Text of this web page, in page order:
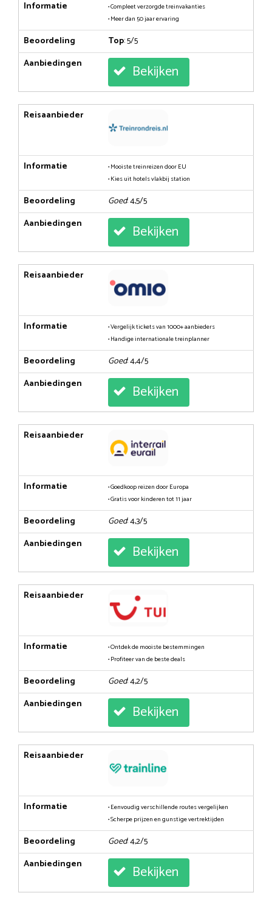
Informatie
• Compleet verzorgde treinvakanties
• Meer dan 50 jaar ervaring
Beoordeling Top: 5/5
Aanbiedingen
Bekijken
Reisaanbieder
Informatie
• Mooiste treinreizen door EU
• Kies uit hotels vlakbij station
Beoordeling Goed: 4,5/5
Aanbiedingen
Bekijken
Reisaanbieder
Informatie
• Vergelijk tickets van 1000+ aanbieders
• Handige internationale treinplanner
Beoordeling Goed: 4,4/5
Aanbiedingen
Bekijken
Reisaanbieder
Informatie
• Goedkoop reizen door Europa
• Gratis voor kinderen tot 11 jaar
Beoordeling Goed: 4,3/5
Aanbiedingen
Bekijken
Reisaanbieder
Informatie
• Ontdek de mooiste bestemmingen
• Profiteer van de beste deals
Beoordeling Goed: 4,2/5
Aanbiedingen
Bekijken
Reisaanbieder
Informatie
• Eenvoudig verschillende routes vergelijken
• Scherpe prijzen en gunstige vertrektijden
Beoordeling Goed: 4,2/5
Aanbiedingen
Bekijken